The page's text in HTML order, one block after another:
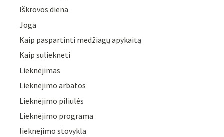
Iškrovos diena
Joga
Kaip paspartinti medžiagų apykaitą
Kaip suliekneti
Lieknėjimas
Lieknėjimo arbatos
Lieknėjimo piliulės
Lieknėjimo programa
lieknejimo stovykla